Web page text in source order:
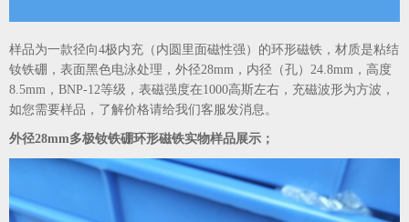
样品为一款径向4极内充（内圆里面磁性强）的环形磁铁，材质是粘结
钕铁硼，表面黑色电泳处理，外径28mm，内径（孔）24.8mm，高度
8.5mm，BNP-12等级，表磁强度在1000高斯左右，充磁波形为方波，
如您需要样品，了解价格请给我们客服发消息。
外径28mm多极钕铁硼环形磁铁实物样品展示；